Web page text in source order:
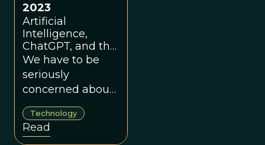
2023
Artificial
Intelligence,
ChatGPT, and the
Quest for Fire
We have to be
seriously
concerned about
the role AI
systems may play
in society. We
Technology
Read